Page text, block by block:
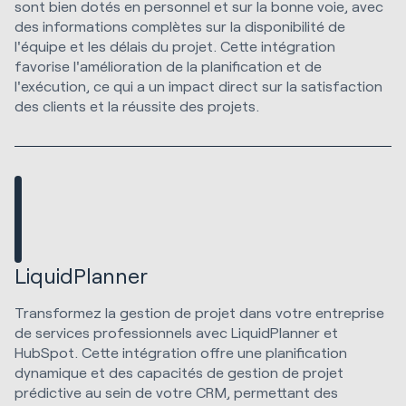
sont bien dotés en personnel et sur la bonne voie, avec
des informations complètes sur la disponibilité de
l'équipe et les délais du projet. Cette intégration
favorise l'amélioration de la planification et de
l'exécution, ce qui a un impact direct sur la satisfaction
des clients et la réussite des projets.
LiquidPlanner
Transformez la gestion de projet dans votre entreprise
de services professionnels avec LiquidPlanner et
HubSpot. Cette intégration offre une planification
dynamique et des capacités de gestion de projet
prédictive au sein de votre CRM, permettant des